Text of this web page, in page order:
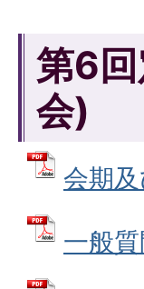
第6
会)
会期
一般